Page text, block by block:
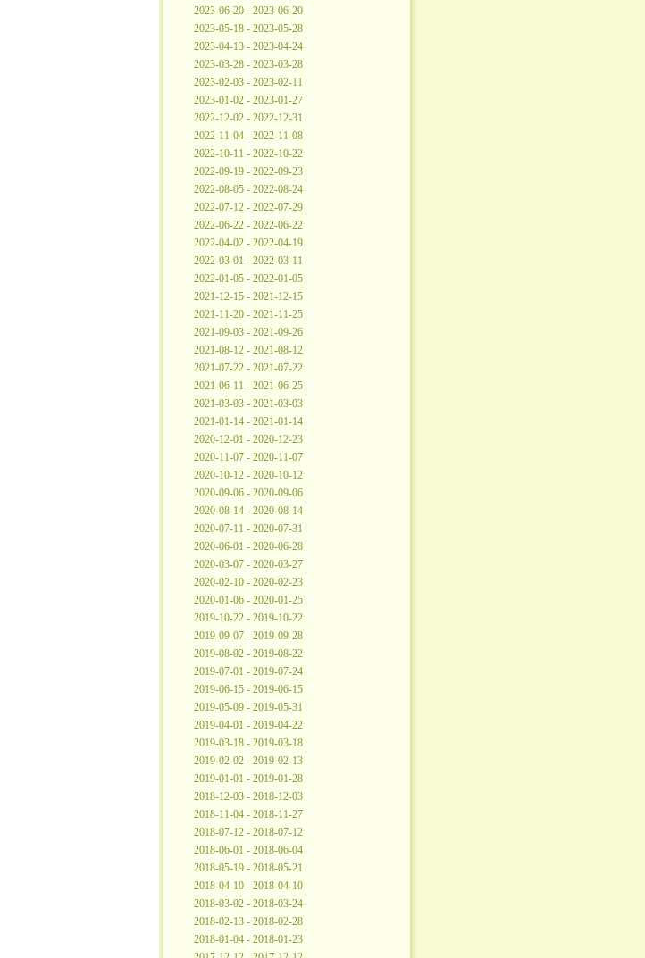
2023-06-20 - 2023-06-20
2023-05-18 - 2023-05-28
2023-04-13 - 2023-04-24
2023-03-28 - 2023-03-28
2023-02-03 - 2023-02-11
2023-01-02 - 2023-01-27
2022-12-02 - 2022-12-31
2022-11-04 - 2022-11-08
2022-10-11 - 2022-10-22
2022-09-19 - 2022-09-23
2022-08-05 - 2022-08-24
2022-07-12 - 2022-07-29
2022-06-22 - 2022-06-22
2022-04-02 - 2022-04-19
2022-03-01 - 2022-03-11
2022-01-05 - 2022-01-05
2021-12-15 - 2021-12-15
2021-11-20 - 2021-11-25
2021-09-03 - 2021-09-26
2021-08-12 - 2021-08-12
2021-07-22 - 2021-07-22
2021-06-11 - 2021-06-25
2021-03-03 - 2021-03-03
2021-01-14 - 2021-01-14
2020-12-01 - 2020-12-23
2020-11-07 - 2020-11-07
2020-10-12 - 2020-10-12
2020-09-06 - 2020-09-06
2020-08-14 - 2020-08-14
2020-07-11 - 2020-07-31
2020-06-01 - 2020-06-28
2020-03-07 - 2020-03-27
2020-02-10 - 2020-02-23
2020-01-06 - 2020-01-25
2019-10-22 - 2019-10-22
2019-09-07 - 2019-09-28
2019-08-02 - 2019-08-22
2019-07-01 - 2019-07-24
2019-06-15 - 2019-06-15
2019-05-09 - 2019-05-31
2019-04-01 - 2019-04-22
2019-03-18 - 2019-03-18
2019-02-02 - 2019-02-13
2019-01-01 - 2019-01-28
2018-12-03 - 2018-12-03
2018-11-04 - 2018-11-27
2018-07-12 - 2018-07-12
2018-06-01 - 2018-06-04
2018-05-19 - 2018-05-21
2018-04-10 - 2018-04-10
2018-03-02 - 2018-03-24
2018-02-13 - 2018-02-28
2018-01-04 - 2018-01-23